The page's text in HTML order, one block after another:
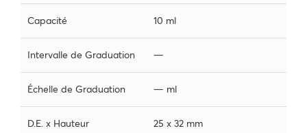
Capacité 10 ml
Intervalle de Graduation —
Échelle de Graduation — ml
D.E. x Hauteur 25 x 32 mm